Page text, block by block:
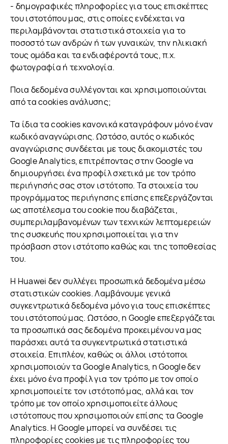
- δημογραφικές πληροφορίες για τους επισκέπτες
του ιστοτόπου μας, στις οποίες ενδέχεται να
περιλαμβάνονται στατιστικά στοιχεία για το
ποσοστό των ανδρών ή των γυναικών, την ηλικιακή
τους ομάδα και τα ενδιαφέροντά τους, π.χ.
φωτογραφία ή τεχνολογία.
Ποια δεδομένα συλλέγονται και χρησιμοποιούνται
από τα cookies ανάλυσης;
Τα ίδια τα cookies κανονικά καταγράφουν μόνο έναν
κωδικό αναγνώρισης. Ωστόσο, αυτός ο κωδικός
αναγνώρισης συνδέεται με τους διακομιστές του
Google Analytics, επιτρέποντας στην Google να
δημιουργήσει ένα προφίλ σχετικά με τον τρόπο
περιήγησής σας στον ιστότοπο. Τα στοιχεία του
προγράμματος περιήγησης επίσης επεξεργάζονται
ως αποτέλεσμα του cookie που διαβάζεται,
συμπεριλαμβανομένων των τεχνικών λεπτομερειών
της συσκευής που χρησιμοποιείται για την
πρόσβαση στον ιστότοπο καθώς και της τοποθεσίας
του.
Η Huawei δεν συλλέγει προσωπικά δεδομένα μέσω
στατιστικών cookies. Λαμβάνουμε γενικά
συγκεντρωτικά δεδομένα μόνο για τους επισκέπτες
του ιστότοπού μας. Ωστόσο, η Google επεξεργάζεται
τα προσωπικά σας δεδομένα προκειμένου να μας
παράσχει αυτά τα συγκεντρωτικά στατιστικά
στοιχεία. Επιπλέον, καθώς οι άλλοι ιστότοποι
χρησιμοποιούν τα Google Analytics, η Google δεν
έχει μόνο ένα προφίλ για τον τρόπο με τον οποίο
χρησιμοποιείτε τον ιστότοπό μας, αλλά και τον
τρόπο με τον οποίο χρησιμοποιείτε άλλους
ιστότοπους που χρησιμοποιούν επίσης τα Google
Analytics. Η Google μπορεί να συνδέσει τις
πληροφορίες cookies με τις πληροφορίες του